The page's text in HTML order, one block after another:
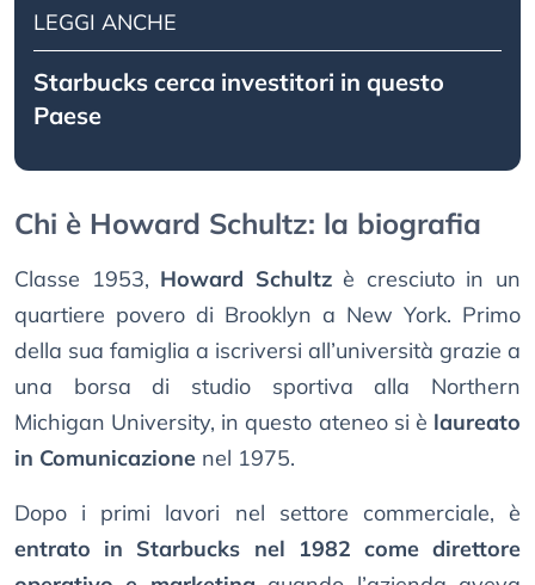
LEGGI ANCHE
Starbucks cerca investitori in questo
Paese
Chi è Howard Schultz: la biografia
Classe 1953, Howard Schultzè cresciuto in un
quartiere povero di Brooklyn a New York. Primo
della sua famiglia a iscriversi all’università grazie a
una borsa di studio sportiva alla Northern
Michigan University, in questo ateneo si è laureato
in Comunicazione nel 1975.
Dopo i primi lavori nel settore commerciale, è
entrato in Starbucks nel 1982 come direttore